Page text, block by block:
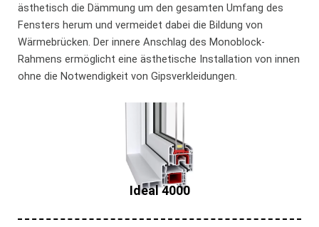
ästhetisch die Dämmung um den gesamten Umfang des
Fensters herum und vermeidet dabei die Bildung von
Wärmebrücken. Der innere Anschlag des Monoblock-
Rahmens ermöglicht eine ästhetische Installation von innen
ohne die Notwendigkeit von Gipsverkleidungen.
Ideal 4000